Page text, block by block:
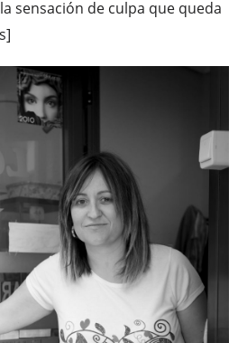
sensación de culpa que queda